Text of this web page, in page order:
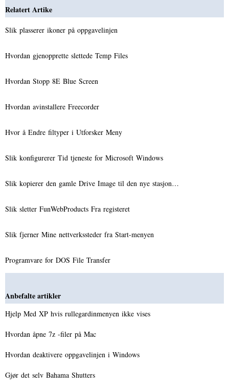
Relatert Artike
Slik plasserer ikoner på oppgavelinjen
Hvordan gjenopprette slettede Temp Files
Hvordan Stopp 8E Blue Screen
Hvordan avinstallere Freecorder
Hvor å Endre filtyper i Utforsker Meny
Slik konfigurerer Tid tjeneste for Microsoft Windows
Slik kopierer den gamle Drive Image til den nye stasjon…
Slik sletter FunWebProducts Fra registeret
Slik fjerner Mine nettverkssteder fra Start-menyen
Programvare for DOS File Transfer
Anbefalte artikler
Hjelp Med XP hvis rullegardinmenyen ikke vises
Hvordan åpne 7z -filer på Mac
Hvordan deaktivere oppgavelinjen i Windows
Gjør det selv Bahama Shutters